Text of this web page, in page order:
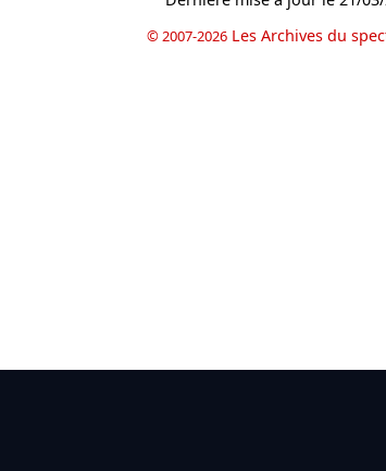
© 2007-2026 Les Archives du